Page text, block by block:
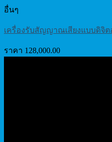
อื่นๆ
เครื่องรับสัญญาณเสียงแบบดิจิต
ราคา 128,000.00